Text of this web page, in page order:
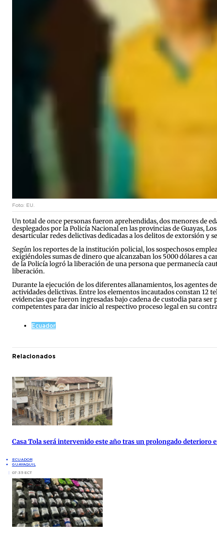
Foto: EU.
Un total de once personas fueron aprehendidas, dos menores de
desplegados por la Policía Nacional en las provincias de Guayas,
desarticular redes delictivas dedicadas a los delitos de extorsión
Según los reportes de la institución policial, los sospechosos
exigiéndoles sumas de dinero que alcanzaban los 5000 dólares a
de la Policía logró la liberación de una persona que permanecía
liberación.
Durante la ejecución de los diferentes allanamientos, los agentes
actividades delictivas. Entre los elementos incautados constan 12
evidencias que fueron ingresadas bajo cadena de custodia para
competentes para dar inicio al respectivo proceso legal en su
Ecuador
Relacionados
Casa Tola será intervenido este año tras un prolongado deterioro
ECUADOR
GUAYAQUIL
07:35 ECT